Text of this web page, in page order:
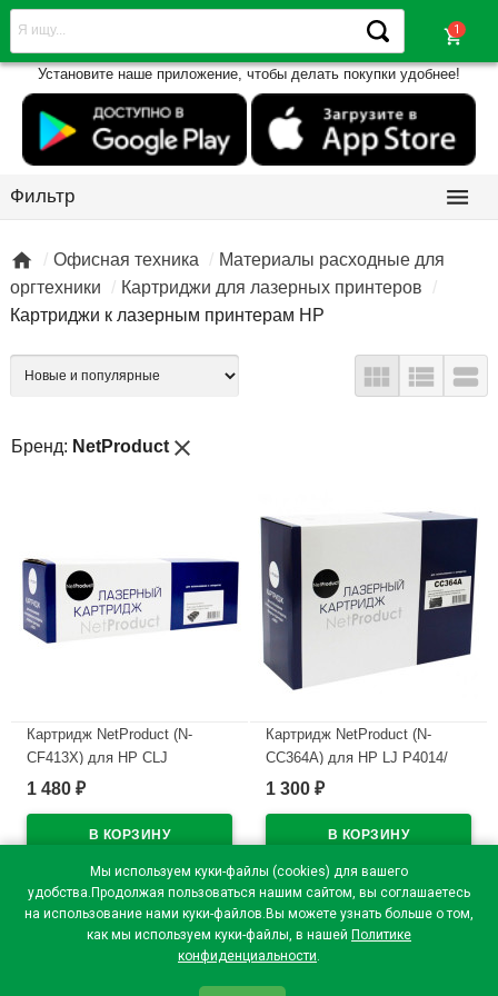
Мы используем куки-файлы (cookies) для вашего
удобства.Продолжая пользоваться нашим сайтом, вы соглашаетесь
на использование нами куки-файлов.Вы можете узнать больше о том,
как мы используем куки-файлы, в нашей Политике
конфиденциальности.
shopping_cart
Установите наше приложение, чтобы делать покупки удобнее!
Фильтр 
 Офисная техника
Материалы расходные для
оргтехники
Картриджи для лазерных принтеров
Картриджи к лазерным принтерам НР
  
Бренд: NetProductclose
Картридж NetProduct (N-
CF413X) для HP CLJ
M452DW/DN/NW/M477FDW/477DN/477FNW
1 480 ₽
Картридж NetProduct (N-
CC364A) для HP LJ P4014/
P4015/ P4515, 10K
1 300 ₽